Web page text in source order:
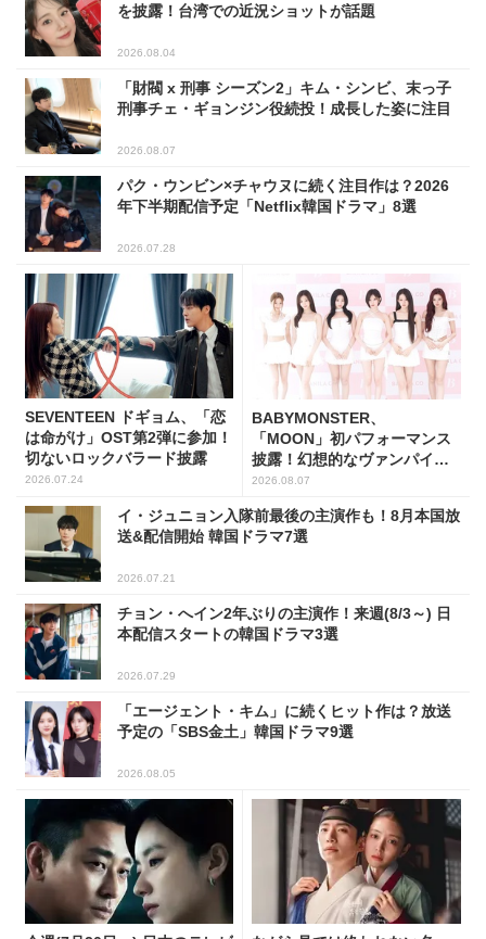
を披露！台湾での近況ショットが話題
2026.08.04
「財閥 x 刑事 シーズン2」キム・シンビ、末っ子
刑事チェ・ギョンジン役続投！成長した姿に注目
2026.08.07
パク・ウンビン×チャウヌに続く注目作は？2026
年下半期配信予定「Netflix韓国ドラマ」8選
2026.07.28
SEVENTEEN ドギョム、「恋
は命がけ」OST第2弾に参加！
切ないロックバラード披露
2026.07.24
BABYMONSTER、
「MOON」初パフォーマンス
披露！幻想的なヴァンパイア
の世界観を表現
2026.08.07
イ・ジュニョン入隊前最後の主演作も！8月本国放
送&配信開始 韓国ドラマ7選
2026.07.21
チョン・へイン2年ぶりの主演作！来週(8/3～) 日
本配信スタートの韓国ドラマ3選
2026.07.29
「エージェント・キム」に続くヒット作は？放送
予定の「SBS金土」韓国ドラマ9選
2026.08.05